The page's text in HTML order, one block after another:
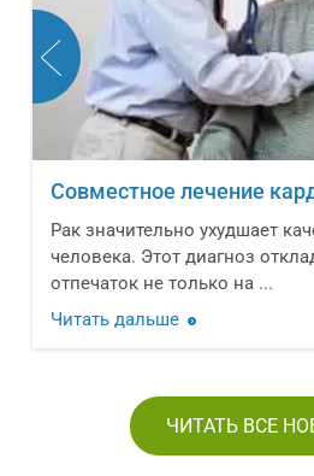
Факторы, вызывающие риск
Сложно представить
автомобильного
транспортных средств в
Читать дальше
ЧИТАТЬ ВСЕ